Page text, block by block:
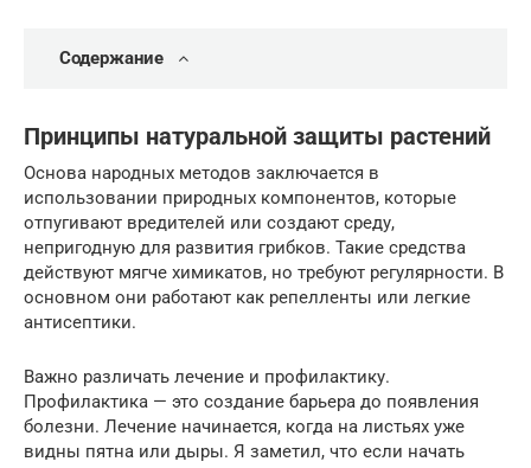
Содержание
Принципы натуральной защиты растений
Основа народных методов заключается в
использовании природных компонентов, которые
отпугивают вредителей или создают среду,
непригодную для развития грибков. Такие средства
действуют мягче химикатов, но требуют регулярности. В
основном они работают как репелленты или легкие
антисептики.
Важно различать лечение и профилактику.
Профилактика — это создание барьера до появления
болезни. Лечение начинается, когда на листьях уже
видны пятна или дыры. Я заметил, что если начать